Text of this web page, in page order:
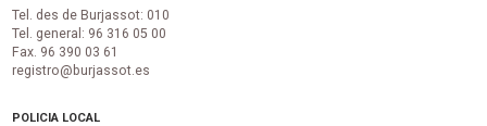
Tel. des de Burjassot: 010
Tel. general: 96 316 05 00
Fax. 96 390 03 61
registro@burjassot.es
POLICIA LOCAL